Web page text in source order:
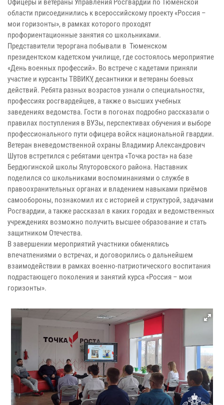
Офицеры и ветераны Управления Росгвардии по Тюменской
области присоединились к всероссийскому проекту «Россия –
мои горизонты», в рамках которого проходят
профориентационные занятия со школьниками.
Представители тероргана побывали в Тюменском
президентском кадетском училище, где состоялось мероприятие
«День военных профессий». Во встрече с кадетами приняли
участие и курсанты ТВВИКУ, десантники и ветераны боевых
действий. Ребята разных возрастов узнали о специальностях,
профессиях росгвардейцев, а также о высших учебных
заведениях ведомства. Гости в погонах подробно рассказали о
правилах поступления в ВУЗы, перспективах обучения и выборе
профессионального пути офицера войск национальной гвардии.
Ветеран вневедомственной охраны Владимир Александрович
Шутов встретился с ребятами центра «Точка роста» на базе
Бердюгинской школы Ялуторовского района. Наставник
поделился со школьниками воспоминаниями о службе в
правоохранительных органах и владением навыками приёмов
самообороны, познакомил их с историей и структурой, задачами
Росгвардии, а также рассказал в каких городах и ведомственных
учреждениях возможно получить высшее образование и стать
защитником Отечества.
В завершении мероприятий участники обменялись
впечатлениями о встречах, и договорились о дальнейшем
взаимодействии в рамках военно-патриотического воспитания
подрастающего поколения и занятий курса «Россия – мои
горизонты».